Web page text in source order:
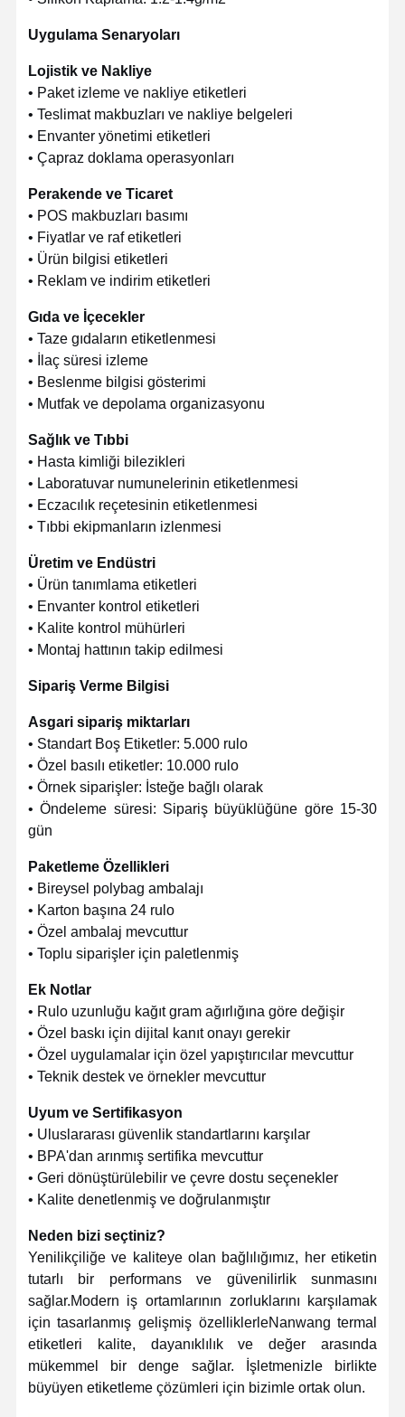
Uygulama Senaryoları
Lojistik ve Nakliye
• Paket izleme ve nakliye etiketleri
• Teslimat makbuzları ve nakliye belgeleri
• Envanter yönetimi etiketleri
• Çapraz doklama operasyonları
Perakende ve Ticaret
• POS makbuzları basımı
• Fiyatlar ve raf etiketleri
• Ürün bilgisi etiketleri
• Reklam ve indirim etiketleri
Gıda ve İçecekler
• Taze gıdaların etiketlenmesi
• İlaç süresi izleme
• Beslenme bilgisi gösterimi
• Mutfak ve depolama organizasyonu
Sağlık ve Tıbbi
• Hasta kimliği bilezikleri
• Laboratuvar numunelerinin etiketlenmesi
• Eczacılık reçetesinin etiketlenmesi
• Tıbbi ekipmanların izlenmesi
Üretim ve Endüstri
• Ürün tanımlama etiketleri
• Envanter kontrol etiketleri
• Kalite kontrol mühürleri
• Montaj hattının takip edilmesi
Sipariş Verme Bilgisi
Asgari sipariş miktarları
• Standart Boş Etiketler: 5.000 rulo
• Özel basılı etiketler: 10.000 rulo
• Örnek siparişler: İsteğe bağlı olarak
• Öndeleme süresi: Sipariş büyüklüğüne göre 15-30
gün
Paketleme Özellikleri
• Bireysel polybag ambalajı
• Karton başına 24 rulo
• Özel ambalaj mevcuttur
• Toplu siparişler için paletlenmiş
Ek Notlar
• Rulo uzunluğu kağıt gram ağırlığına göre değişir
• Özel baskı için dijital kanıt onayı gerekir
• Özel uygulamalar için özel yapıştırıcılar mevcuttur
• Teknik destek ve örnekler mevcuttur
Uyum ve Sertifikasyon
• Uluslararası güvenlik standartlarını karşılar
• BPA'dan arınmış sertifika mevcuttur
• Geri dönüştürülebilir ve çevre dostu seçenekler
• Kalite denetlenmiş ve doğrulanmıştır
Neden bizi seçtiniz?
Yenilikçiliğe ve kaliteye olan bağlılığımız, her etiketin
tutarlı bir performans ve güvenilirlik sunmasını
sağlar.Modern iş ortamlarının zorluklarını karşılamak
için tasarlanmış gelişmiş özelliklerleNanwang termal
etiketleri kalite, dayanıklılık ve değer arasında
mükemmel bir denge sağlar. İşletmenizle birlikte
büyüyen etiketleme çözümleri için bizimle ortak olun.